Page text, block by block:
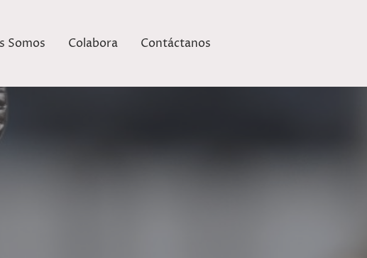
Somos Colabora Contáctanos